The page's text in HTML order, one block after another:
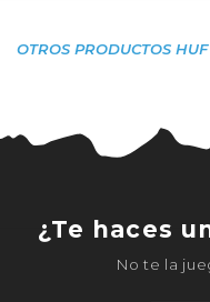
OTROS PRODUCTOS HUF
¿Te haces
No te la